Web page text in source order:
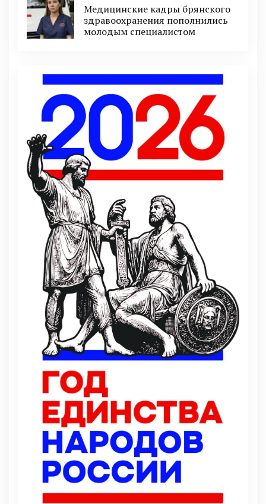
Медицинские кадры брянского
здравоохранения пополнились
молодым специалистом